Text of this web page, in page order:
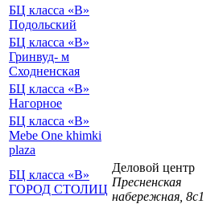
БЦ класса «B»
Подольский
БЦ класса «B»
Гринвуд- м
Сходненская
БЦ класса «B»
Нагорное
БЦ класса «B»
Mebe One khimki
plaza
БЦ класса «B»
ГОРОД СТОЛИЦ
Деловой центр
Пресненская
набережная, 8с1